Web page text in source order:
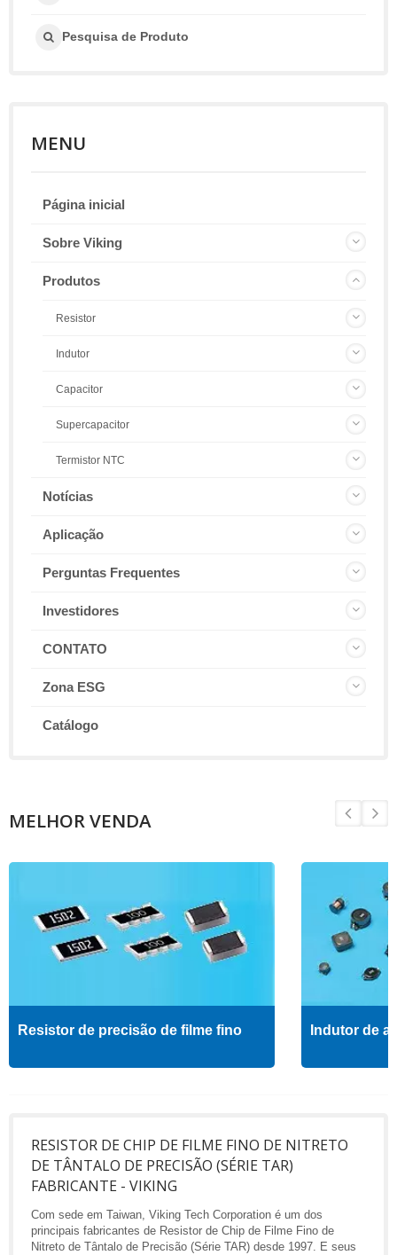
Pesquisa de Produto
MENU
Página inicial
Sobre Viking
Produtos
Resistor
Indutor
Capacitor
Supercapacitor
Termistor NTC
Notícias
Aplicação
Perguntas Frequentes
Investidores
CONTATO
Zona ESG
Catálogo
MELHOR VENDA
Resistor de precisão de filme fino Indutor de
RESISTOR DE CHIP DE FILME FINO DE NITRETO
DE TÂNTALO DE PRECISÃO (SÉRIE TAR)
FABRICANTE - VIKING
Com sede em Taiwan, Viking Tech Corporation é um dos
principais fabricantes de Resistor de Chip de Filme Fino de
Nitreto de Tântalo de Precisão (Série TAR) desde 1997. E seus